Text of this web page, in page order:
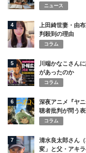
ニュース
4
上田綺世妻・由
判殺到の理由
コラム
5
川端かなこさん
があったのか
コラム
6
深夜アニメ『ヤ
聴者批判が問う
コラム
7
清水良太郎さん
変」と父・アキ